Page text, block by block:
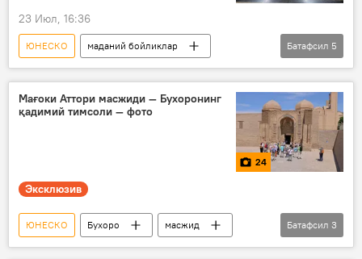
23 Июл, 16:36
ЮНЕСКО
маданий бойликлар
Тошкент
Ўзбекистон
музей
Маданият
"Халқлар дўстлиги" монументи
Батафсил 5
Мағоки Аттори масжиди — Бухоронинг
қадимий тимсоли — фото
24
Эксклюзив
ЮНЕСКО Бухоро
масжид
Ўзбекистон
тарихий ёдгорлик
Батафсил 3